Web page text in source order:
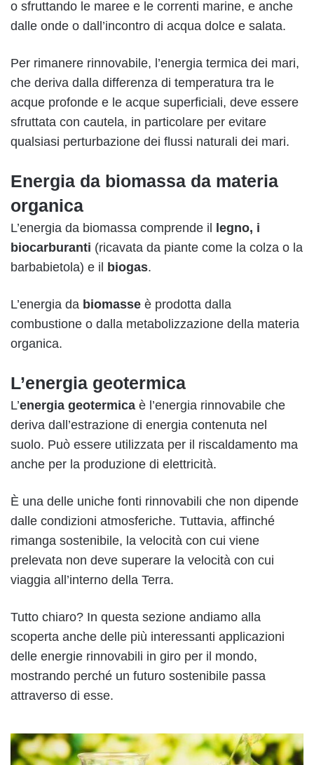
o sfruttando le maree e le correnti marine, e anche
dalle onde o dall’incontro di acqua dolce e salata.
Per rimanere rinnovabile, l’energia termica dei mari,
che deriva dalla differenza di temperatura tra le
acque profonde e le acque superficiali, deve essere
sfruttata con cautela, in particolare per evitare
qualsiasi perturbazione dei flussi naturali dei mari.
Energia da biomassa da materia
organica
L’energia da biomassa comprende il legno, i
biocarburanti (ricavata da piante come la colza o la
barbabietola) e il biogas.
L’energia da biomasse è prodotta dalla
combustione o dalla metabolizzazione della materia
organica.
L’energia geotermica
L’energia geotermica è l’energia rinnovabile che
deriva dall’estrazione di energia contenuta nel
suolo. Può essere utilizzata per il riscaldamento ma
anche per la produzione di elettricità.
È una delle uniche fonti rinnovabili che non dipende
dalle condizioni atmosferiche. Tuttavia, affinché
rimanga sostenibile, la velocità con cui viene
prelevata non deve superare la velocità con cui
viaggia all’interno della Terra.
Tutto chiaro? In questa sezione andiamo alla
scoperta anche delle più interessanti applicazioni
delle energie rinnovabili in giro per il mondo,
mostrando perché un futuro sostenibile passa
attraverso di esse.